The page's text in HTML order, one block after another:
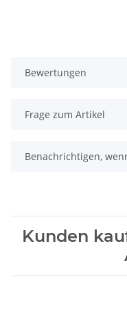
Bewertungen
Frage zum Artikel
Benachrichtigen,
Kunden